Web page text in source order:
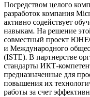
Посредством целого
разработок компания
активно содействует
навыкам. На решение
совместный проект
и Международного
(ISTE). В партнерстве
стандарты ИКТ-
предназначенные для
повышения их
работы за счет